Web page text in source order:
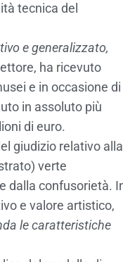
tecnica del
e generalizzato,
ha ricevuto
e in occasione di
in assoluto più
di euro.
giudizio relativo alla
verte
dalla confusorietà.
e valore artistico,
le caratteristiche